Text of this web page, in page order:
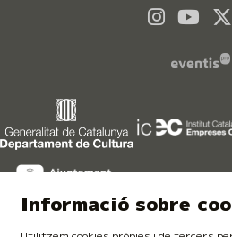
Link a
Informació sobre